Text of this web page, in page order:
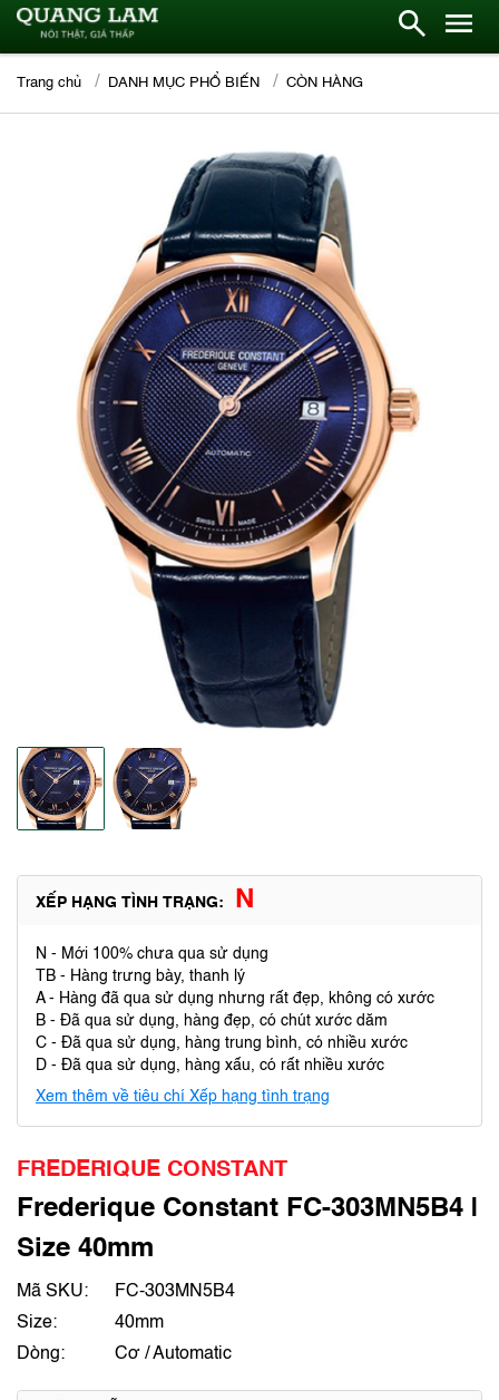
Trang chủ DANH MỤC PHỔ BIẾN CÒN HÀNG
XẾP HẠNG TÌNH TRẠNG: N
N - Mới 100% chưa qua sử dụng
TB - Hàng trưng bày, thanh lý
A - Hàng đã qua sử dụng nhưng rất đẹp, không có xước
B - Đã qua sử dụng, hàng đẹp, có chút xước dăm
C - Đã qua sử dụng, hàng trung bình, có nhiều xước
D - Đã qua sử dụng, hàng xấu, có rất nhiều xước
Xem thêm về tiêu chí Xếp hạng tình trạng
FREDERIQUE CONSTANT
Frederique Constant FC-303MN5B4 |
Size 40mm
Mã SKU:
FC-303MN5B4
Size:
40mm
Dòng:
Cơ / Automatic